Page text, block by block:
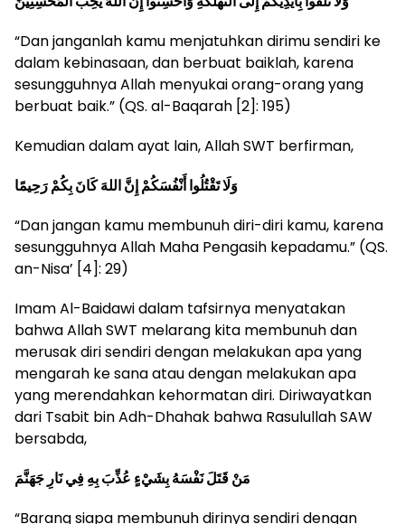
“Dan janganlah kamu menjatuhkan dirimu sendiri ke
dalam kebinasaan, dan berbuat baiklah, karena
sesungguhnya Allah menyukai orang-orang yang
berbuat baik.” (QS. al-Baqarah [2]: 195)
Kemudian dalam ayat lain, Allah SWT berfirman,
وَلَا تَقْتُلُوا أَنْفُسَكُمْ إِنَّ اللهَ كَانَ بِكُمْ رَحِيمًا
“Dan jangan kamu membunuh diri-diri kamu, karena
sesungguhnya Allah Maha Pengasih kepadamu.” (QS.
an-Nisa’ [4]: 29)
Imam Al-Baidawi dalam tafsirnya menyatakan
bahwa Allah SWT melarang kita membunuh dan
merusak diri sendiri dengan melakukan apa yang
mengarah ke sana atau dengan melakukan apa
yang merendahkan kehormatan diri. Diriwayatkan
dari Tsabit bin Adh-Dhahak bahwa Rasulullah SAW
bersabda,
مَنْ قَتَلَ نَفْسَهُ بِشَيْءٍ عُذِّبَ بِهِ فِي نَارِ جَهَنَّمَ
“Barang siapa membunuh dirinya sendiri dengan